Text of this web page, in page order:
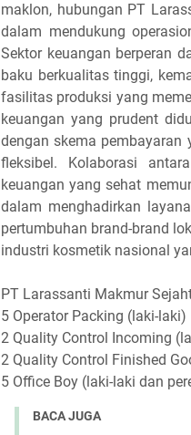
maklon, hubungan PT
dalam mendukung
Sektor keuangan berperan
baku berkualitas tinggi,
fasilitas produksi yang
keuangan yang prudent
dengan skema pembayaran
fleksibel. Kolaborasi
keuangan yang sehat
dalam menghadirkan
pertumbuhan brand-brand
industri kosmetik nasional
PT Larassanti Makmur
5 Operator Packing (laki-laki)
2 Quality Control Incoming
2 Quality Control Finished
5 Office Boy (laki-laki dan
BACA JUGA